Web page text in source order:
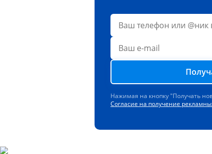
Нажимая на кнопку "Получать
Согласие на получение